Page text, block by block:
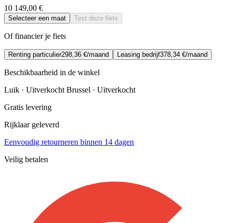
10 149,00 €
Selecteer een maat Test deze fiets
Of financier je fiets
Renting particulier298,36 €/maand Leasing bedrijf378,34 €/maand
Beschikbaarheid in de winkel
Luik · Uitverkocht Brussel · Uitverkocht
Gratis levering
Rijklaar geleverd
Eenvoudig retourneren binnen 14 dagen
Veilig betalen